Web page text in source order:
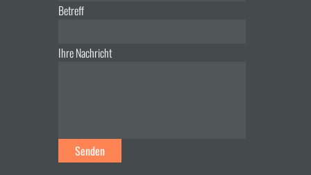
Betreff
Ihre Nachricht